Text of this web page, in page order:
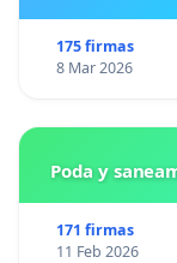
175 firmas
8 Mar 2026
Poda y
171 firmas
11 Feb 2026